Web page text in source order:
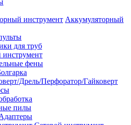
Аккумуляторный
для труб
фены
Дрель/Перфоратор/Гайковерт
пилы